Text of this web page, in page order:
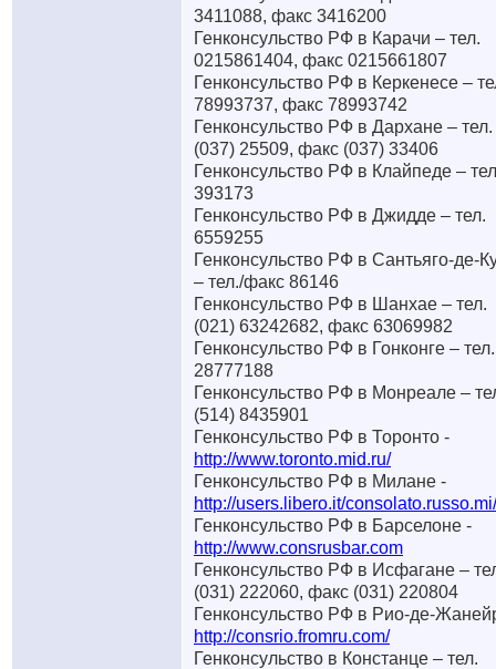
3411088, факс 3416200
Генконсульство РФ в Карачи – тел.
0215861404, факс 0215661807
Генконсульство РФ в Керкенесе –
78993737, факс 78993742
Генконсульство РФ в Дархане – тел.
(037) 25509, факс (037) 33406
Генконсульство РФ в Клайпеде –
393173
Генконсульство РФ в Джидде – тел.
6559255
Генконсульство РФ в Сантьяго-де-
– тел./факс 86146
Генконсульство РФ в Шанхае – тел.
(021) 63242682, факс 63069982
Генконсульство РФ в Гонконге – тел.
28777188
Генконсульство РФ в Монреале –
(514) 8435901
Генконсульство РФ в Торонто -
http://www.toronto.mid.ru/
Генконсульство РФ в Милане -
http://users.libero.it/consolato.russo.mi/
Генконсульство РФ в Барселоне -
http://www.consrusbar.com
Генконсульство РФ в Исфагане –
(031) 222060, факс (031) 220804
Генконсульство РФ в Рио-де-
http://consrio.fromru.com/
Генконсульство в Констанце – тел.